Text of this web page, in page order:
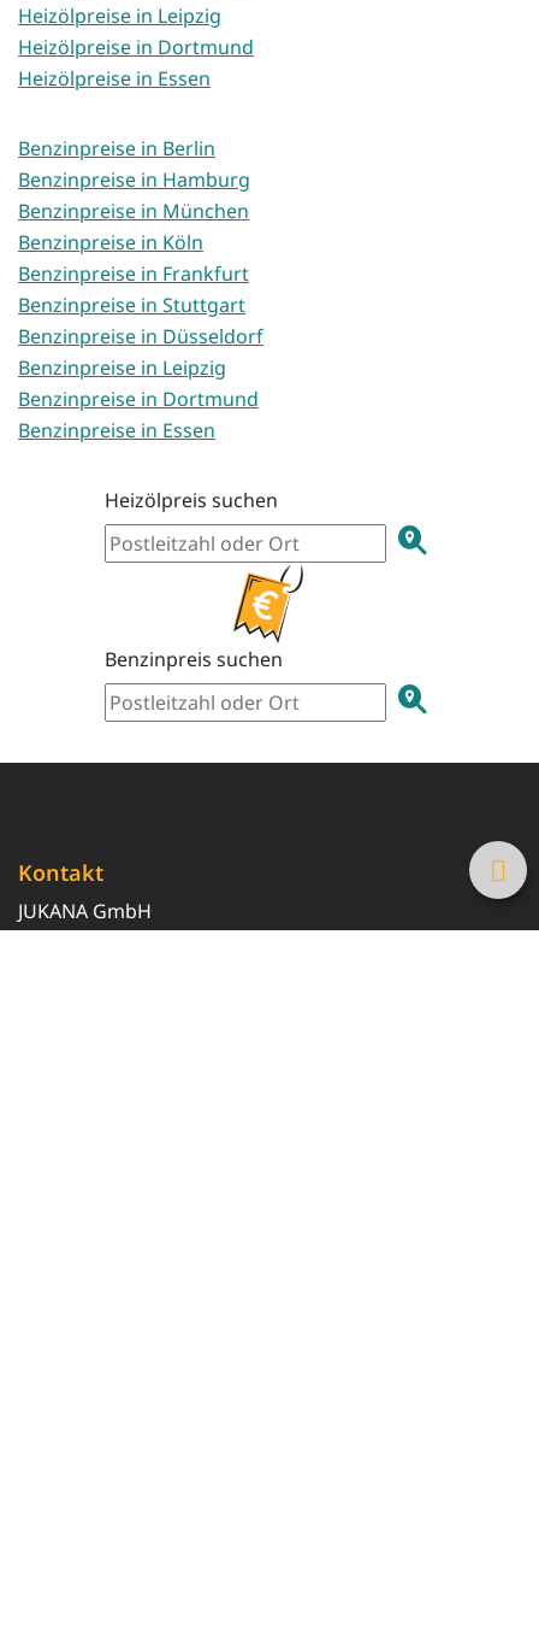
Heizölpreise in Leipzig
Heizölpreise in Dortmund
Heizölpreise in Essen
Benzinpreise in Berlin
Benzinpreise in Hamburg
Benzinpreise in München
Benzinpreise in Köln
Benzinpreise in Frankfurt
Benzinpreise in Stuttgart
Benzinpreise in Düsseldorf
Benzinpreise in Leipzig
Benzinpreise in Dortmund
Benzinpreise in Essen
Heizölpreis suchen
Benzinpreis suchen
Kontakt
JUKANA GmbH